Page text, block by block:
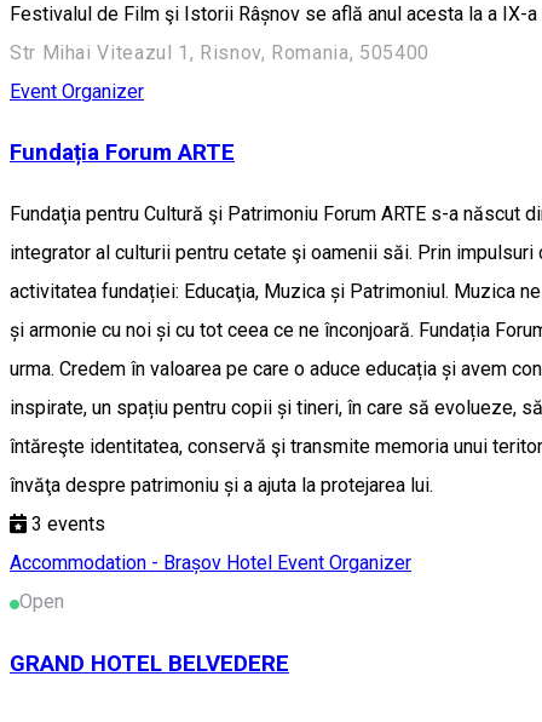
Festivalul de Film şi Istorii Râșnov se află anul acesta la a
Str Mihai Viteazul 1, Risnov, Romania, 505400
Event Organizer
Fundația Forum ARTE
Fundaţia pentru Cultură şi Patrimoniu Forum ARTE s-a
integrator al culturii pentru cetate şi oamenii săi. Prin
activitatea fundației: Educaţia, Muzica și Patrimoniul. Muzica
și armonie cu noi și cu tot ceea ce ne înconjoară. Fundația
urma. Credem în valoarea pe care o aduce educația și avem
inspirate, un spațiu pentru copii și tineri, în care să evolueze,
întăreşte identitatea, conservă şi transmite memoria unui
învăţa despre patrimoniu și a ajuta la protejarea lui.
3 events
Accommodation - Brașov Hotel Event Organizer
Open
GRAND HOTEL BELVEDERE